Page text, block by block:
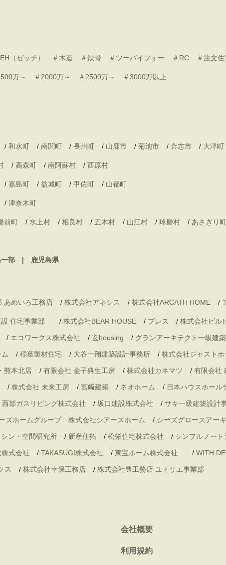
（ゼッチ） ＃木造 ＃鉄骨 ＃ツーバイフォー ＃RC ＃注文
万～ ＃2000万～ ＃2500万～ ＃3000万以上
/ 和水町 / 南関町 / 長州町 / 山鹿市 / 菊池市 / 合志市 / 大津町
/ 高森町 / 南阿蘇村 / 西原村
/ 嘉島町 / 益城町 / 甲佐町 / 山都町
/ 津奈木町
前町 / 水上村 / 相良村 / 五木村 / 山江村 / 球磨村 / あさぎり町
部 鹿児島県
あめいろ工務店 / 株式会社アネシス / 株式会社ARCATH HOME /
住宅事業部 / 株式会社BEAR HOUSE / ブレス / 株式会社ビル
/ エコワークス株式会社 / 玄housing / グランアーキテクト一級建
/ 稲葉製材住宅 / 大谷一翔建築設計事務所 / 株式会社ジャストホ
熊本北店 / 有限会社 金子典生工房 / 株式会社カネマツ / 有限会社
/ 株式会社 未来工房 / 宮﨑建築 / ネオホーム / 日本ハウスホール
西部ガスリビング株式会社 / 坂口建設株式会社 / サキ一級建築設
ズホームグループ 株式会社シアーズホーム / シーズグロースアー
シン・空間研究所 / 新産住拓 / 松栄住宅株式会社 / シンプルノー
式会社 / TAKASUGI株式会社 / 東宝ホーム株式会社 / WITH
ス / 株式会社幸保工務店 / 株式会社豊工務店 ユトリエ事業部
会社概要
利用規約